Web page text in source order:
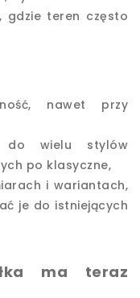
gdzie teren często
nawet przy
do wielu stylów
po klasyczne,
i wariantach,
je do istniejących
ma teraz